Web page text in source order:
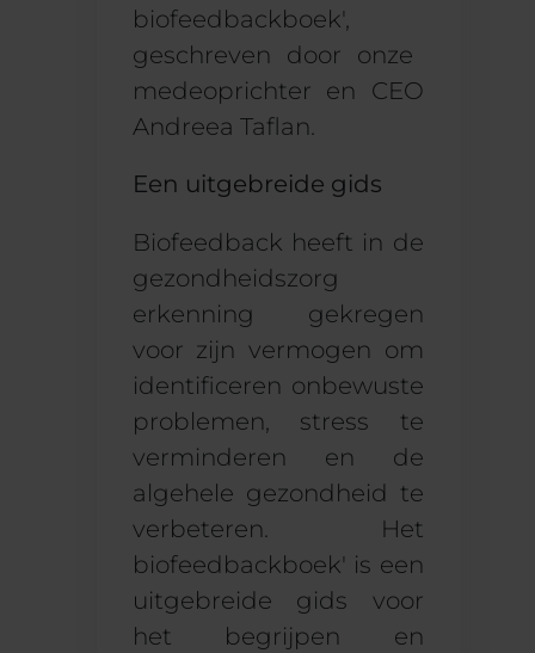
biofeedbackboek',
geschreven door onze
medeoprichter en CEO
Andreea Taflan.
Een uitgebreide gids
Biofeedback heeft in de
gezondheidszorg
erkenning gekregen
voor zijn vermogen om
identificeren onbewuste
problemen, stress te
verminderen en de
algehele gezondheid te
verbeteren. Het
biofeedbackboek' is een
uitgebreide gids voor
het begrijpen en